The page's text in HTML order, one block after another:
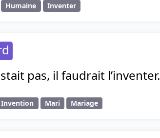
Humaine Inventer
pas, il faudrait l’inventer.
Invention Mari Mariage